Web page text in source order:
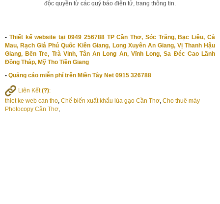
độc quyền từ các quý báo điện tử, trang thông tin.
- Thiết kế website tại 0949 256788 TP Cần Thơ, Sóc Trăng, Bạc Liêu, Cà
Mau, Rạch Giá Phú Quốc Kiên Giang, Long Xuyên An Giang, Vị Thanh Hậu
Giang, Bến Tre, Trà Vinh, Tân An Long An, Vĩnh Long, Sa Đéc Cao Lãnh
Đồng Tháp, Mỹ Tho Tiền Giang
- Quảng cáo miễn phí trên Miền Tây Net 0915 326788
Liên Kết(?):
thiet ke web can tho, Chế biến xuất khẩu lúa gạo Cần Thơ, Cho thuê máy
Photocopy Cần Thơ,